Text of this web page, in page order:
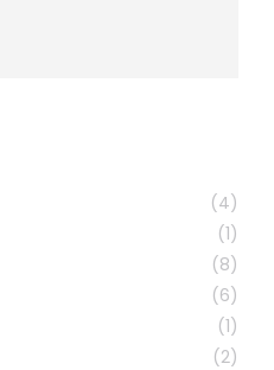
(4)
(1)
(8)
(6)
(1)
(2)